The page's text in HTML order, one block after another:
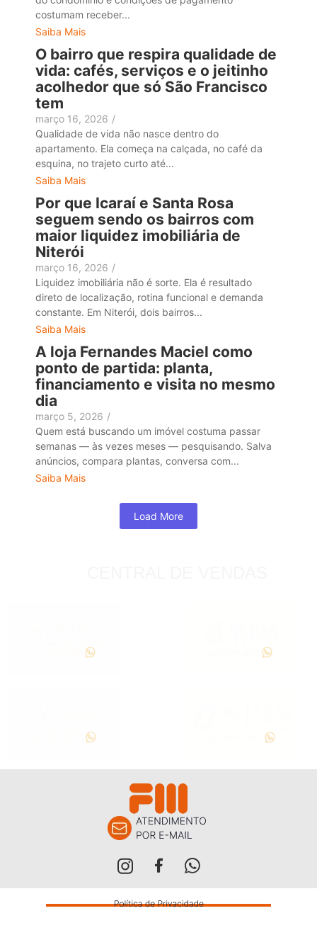
costumam receber...
Saiba Mais
O bairro que respira qualidade de
vida: cafés, serviços e o jeitinho
acolhedor que só São Francisco
tem
março 16, 2026 /
Qualidade de vida não nasce dentro do
apartamento. Ela começa na calçada, no café da
esquina, no trajeto curto até...
Saiba Mais
Por que Icaraí e Santa Rosa
seguem sendo os bairros com
maior liquidez imobiliária de
Niterói
março 16, 2026 /
Liquidez imobiliária não é sorte. Ela é resultado
direto de localização, rotina funcional e demanda
constante. Em Niterói, dois bairros...
Saiba Mais
A loja Fernandes Maciel como
ponto de partida: planta,
financiamento e visita no mesmo
dia
março 5, 2026 /
Quem está buscando um imóvel costuma passar
semanas — às vezes meses — pesquisando. Salva
anúncios, compara plantas, conversa com...
Saiba Mais
Load More